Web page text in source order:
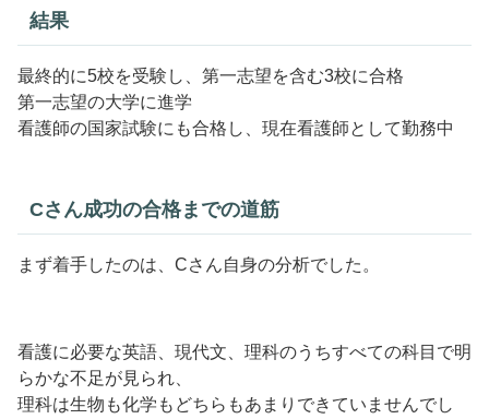
結果
最終的に5校を受験し、第一志望を含む3校に合格
第一志望の大学に進学
看護師の国家試験にも合格し、現在看護師として勤務中
Cさん成功の合格までの道筋
まず着手したのは、Cさん自身の分析でした。
看護に必要な英語、現代文、理科のうちすべての科目で明
らかな不足が見られ、
理科は生物も化学もどちらもあまりできていませんでし